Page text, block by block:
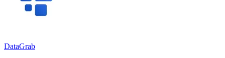
DataGrab